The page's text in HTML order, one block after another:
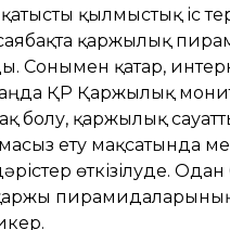
қылмыстық іс
қаржылық
Сонымен қатар,
таңда ҚР Қаржылық
болу, қаржылық
ету мақсатында
өткізілуде.
пирамидаларының